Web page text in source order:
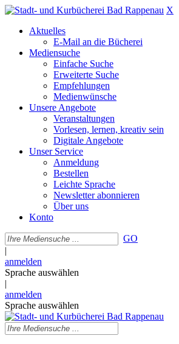
X
Aktuelles
E-Mail an die Bücherei
Mediensuche
Einfache Suche
Erweiterte Suche
Empfehlungen
Medienwünsche
Unsere Angebote
Veranstaltungen
Vorlesen, lernen, kreativ sein
Digitale Angebote
Unser Service
Anmeldung
Bestellen
Leichte Sprache
Newsletter abonnieren
Über uns
Konto
GO
|
anmelden
Sprache auswählen
|
anmelden
Sprache auswählen